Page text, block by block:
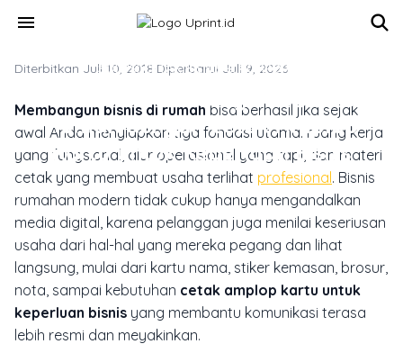
menu
SOLUSI CETAK BISNIS & KORPORAT
Cara Jitu Membangun Bisnis di
Rumah dengan Cetak Amplop
Kartu untuk Keperluan Bisnis
Diterbitkan Juli 10, 2018 Diperbarui Juli 9, 2026
Membangun bisnis di rumah bisa berhasil jika sejak
awal Anda menyiapkan tiga fondasi utama: ruang kerja
yang fungsional, alur operasional yang rapi, dan materi
cetak yang membuat usaha terlihat profesional. Bisnis
rumahan modern tidak cukup hanya mengandalkan
media digital, karena pelanggan juga menilai keseriusan
usaha dari hal-hal yang mereka pegang dan lihat
langsung, mulai dari kartu nama, stiker kemasan, brosur,
nota, sampai kebutuhan cetak amplop kartu untuk
keperluan bisnis yang membantu komunikasi terasa
lebih resmi dan meyakinkan.